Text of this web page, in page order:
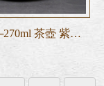
龍蛋壼─270ml 茶壺 紫砂壺